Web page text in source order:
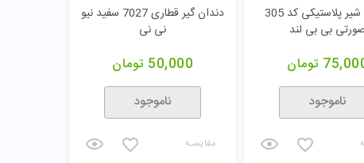
شیشه شیر پلاستیکی کد 305
بی بی لند
تومان
ناموجود
دندان گیر قطاری 7027 سفید نیو
نی نی
50,000 تومان
ناموجود
مقایسـه